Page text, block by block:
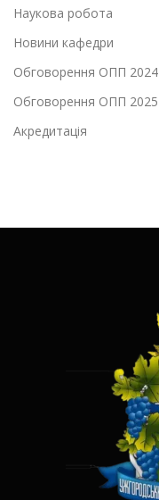
Наукова робота
Новини кафедри
Обговорення ОПП 2024
Обговорення ОПП 2025
Акредитація